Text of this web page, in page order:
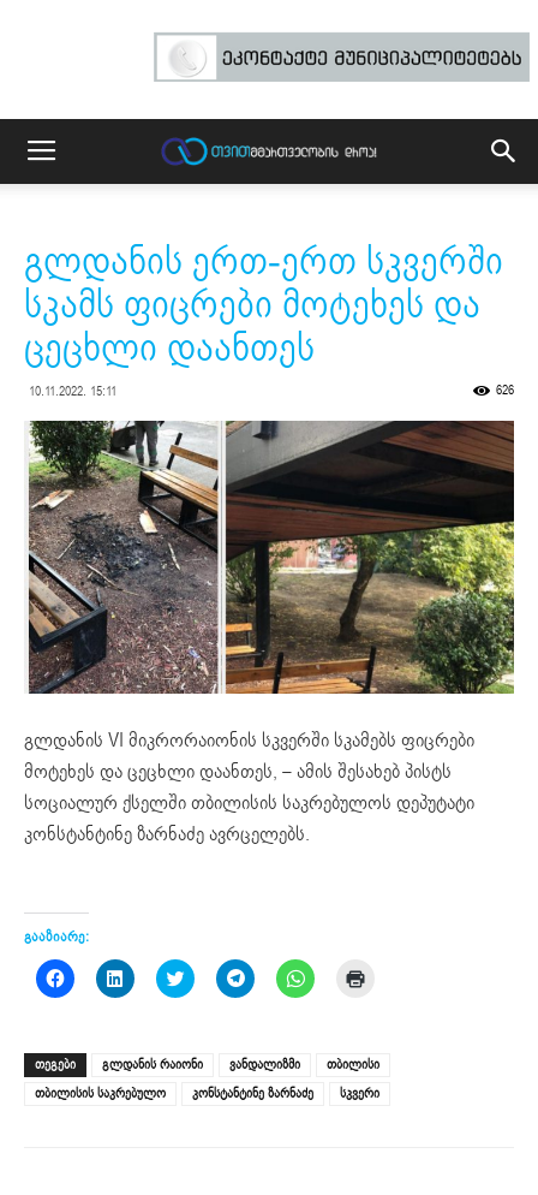
გლდანის ერთ-ერთ სკვერში
სკამს ფიცრები მოტეხეს და
ცეცხლი დაანთეს
10.11.2022. 15:11 626
გლდანის VI მიკრორაიონის სკვერში სკამებს ფიცრები
მოტეხეს და ცეცხლი დაანთეს, – ამის შესახებ პისტს
სოციალურ ქსელში თბილისის საკრებულოს დეპუტატი
კონსტანტინე ზარნაძე ავრცელებს.
გააზიარე:
Click
to
(Opens
in
new
window)
Click
to
(Opens
in
new
window)
Click
to
(Opens
in
new
window)
Click
to
(Opens
in
new
window)
Click
to
(Opens
new
window)
new
window)
ᲗᲔᲒᲔᲑᲘ გლდანის რაიონი ვანდალიზმი
თბილისი
თბილისის საკრებულო
კონსტანტინე ზარნაძე სკვერი